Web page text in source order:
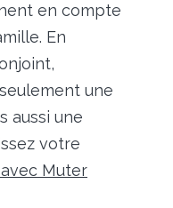
en compte
En
une
aussi une
votre
Muter